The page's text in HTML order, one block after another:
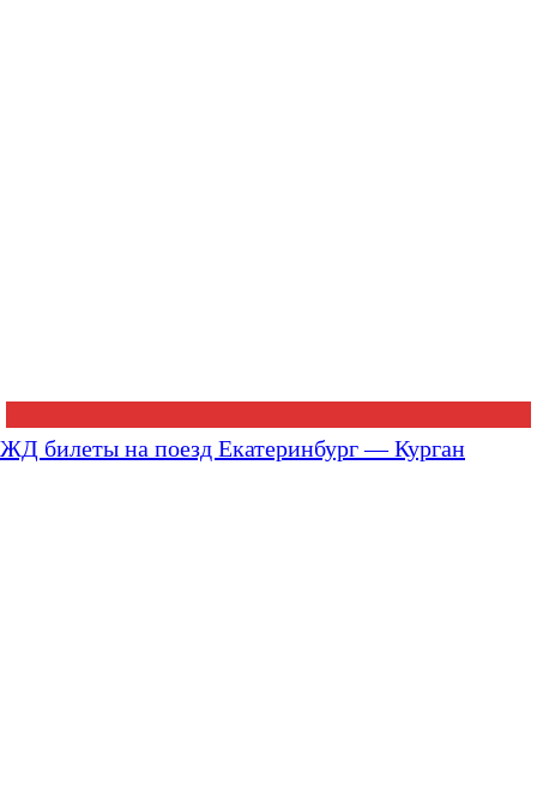
ЖД билеты на поезд Екатеринбург — Курган